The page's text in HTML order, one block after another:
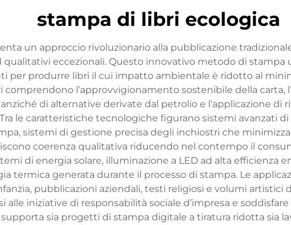
stampa di libri ecologica
un approccio rivoluzionario alla pubblicazione
eccezionali. Questo innovativo metodo di stampa
per produrre libri il cui impatto ambientale è ridotto al
l’approvvigionamento sostenibile della carta,
di alternative derivate dal petrolio e l’applicazione
le caratteristiche tecnologiche figurano sistemi avanzati
sistemi di gestione precisa degli inchiostri che
coerenza qualitativa riducendo nel contempo il
di energia solare, illuminazione a LED ad alta efficienza
termica generata durante il processo di stampa. Le
pubblicazioni aziendali, testi religiosi e volumi
alle iniziative di responsabilità sociale d’impresa e
sia progetti di stampa digitale a tiratura ridotta sia